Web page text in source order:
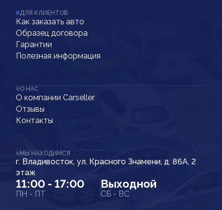
ДЛЯ КЛИЕНТОВ
Как заказать авто
Образец договора
Гарантии
Полезная информация
О НАС
О компании Carseller
Отзывы
Контакты
МЫ НАХОДИМСЯ
г. Владивосток, ул. Красного Знамени, д. 86А, 2
этаж
11:00 - 17:00
ПН - ПТ
Выходной
СБ - ВС